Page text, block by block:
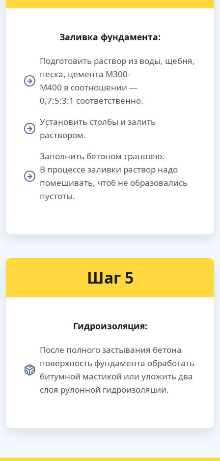
Заливка фундамента:
Подготовить раствор из воды, щебня,
песка, цемента М300-
М400 в соотношении —
0,7:5:3:1 соответственно.
Установить столбы и залить
раствором.
Заполнить бетоном траншею.
В процессе заливки раствор надо
помешивать, чтоб не образовались
пустоты.
Шаг 5
Гидроизоляция:
После полного застывания бетона
поверхность фундамента обработать
битумной мастикой или уложить два
слоя рулонной гидроизоляции.